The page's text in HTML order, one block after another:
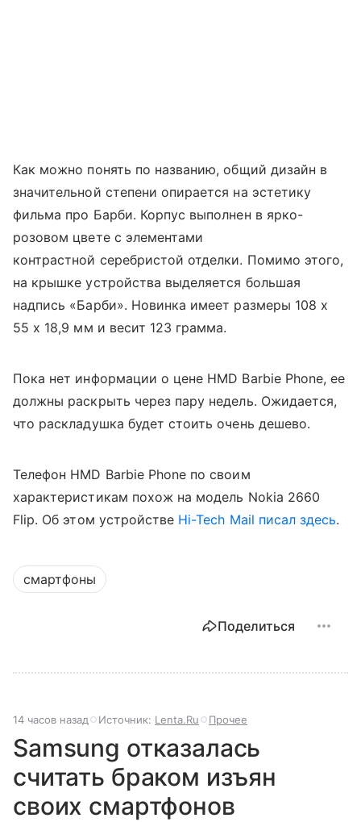
Как можно понять по названию, общий дизайн в
значительной степени опирается на эстетику
фильма про Барби. Корпус выполнен в ярко-
розовом цвете с элементами
контрастной серебристой отделки. Помимо этого,
на крышке устройства выделяется большая
надпись «Барби». Новинка имеет размеры 108 x
55 x 18,9 мм и весит 123 грамма.
Пока нет информации о цене HMD Barbie Phone, ее
должны раскрыть через пару недель. Ожидается,
что раскладушка будет стоить очень дешево.
Телефон HMD Barbie Phone по своим
характеристикам похож на модель Nokia 2660
Flip. Об этом устройстве Hi-Tech Mail писал здесь.
смартфоны
Поделиться
14 часов назад Источник: Lenta.Ru Прочее
Samsung отказалась
считать браком изъян
своих смартфонов